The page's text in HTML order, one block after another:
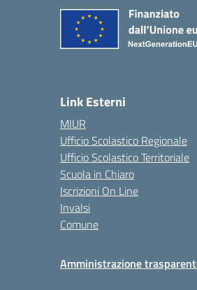
Link Esterni
MIUR
Ufficio Scolastico Regionale
Ufficio Scolastico Territoriale
Scuola in Chiaro
Iscrizioni On Line
Invalsi
Comune
Amministrazione